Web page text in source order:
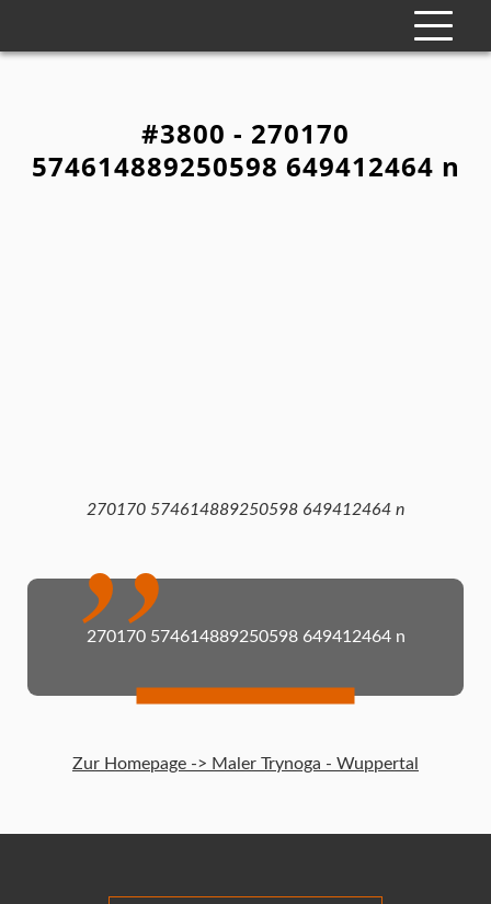
#3800 - 270170
574614889250598 649412464 n
270170 574614889250598 649412464 n
270170 574614889250598 649412464 n
Zur Homepage -> Maler Trynoga - Wuppertal